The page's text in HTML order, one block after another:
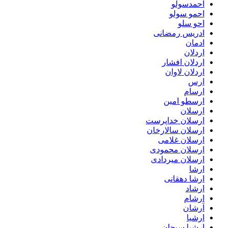
احمدسولو
احمو سولو
احو سلو
ادریس رمضانی
ادمان
اردلان
اردلان افشار
اردلان لاوان
ارس
ارسام
ارسطو امین
ارسلان
ارسلان خداپرست
ارسلان سالارخان
ارسلان غلامی
ارسلان محمودی
ارسلان میردادی
ارشا
ارشا دهقانی
ارشاد
ارشام
اَرشان
ارشیا